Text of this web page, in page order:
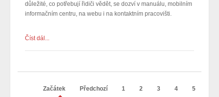
důležité, co potřebují řidiči vědět, se dozví v manuálu, mobilním
informačním centru, na webu i na kontaktním pracovišti.
Číst dál...
Začátek Předchozí 1 2 3 4 5